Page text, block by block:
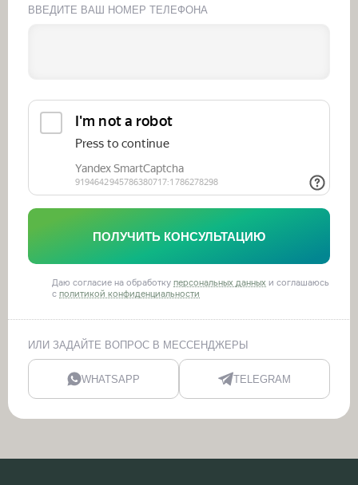
ВВЕДИТЕ ВАШ НОМЕР ТЕЛЕФОНА
ПОЛУЧИТЬ КОНСУЛЬТАЦИЮ
Даю согласие на обработку персональных данных и соглашаюсь
с политикой конфиденциальности
ИЛИ ЗАДАЙТЕ ВОПРОС В МЕССЕНДЖЕРЫ
WHATSAPP TELEGRAM